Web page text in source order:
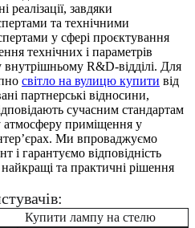
реалізації, завдяки
та технічними
у сфері проєктування
технічних і параметрів
R&D-відділі. Для
світло на вулицю купити від
партнерські відносини,
сучасним стандартам
атмосферу приміщення у
Ми впроваджуємо
і гарантуємо відповідність
та практичні рішення
Купити лампу на стелю